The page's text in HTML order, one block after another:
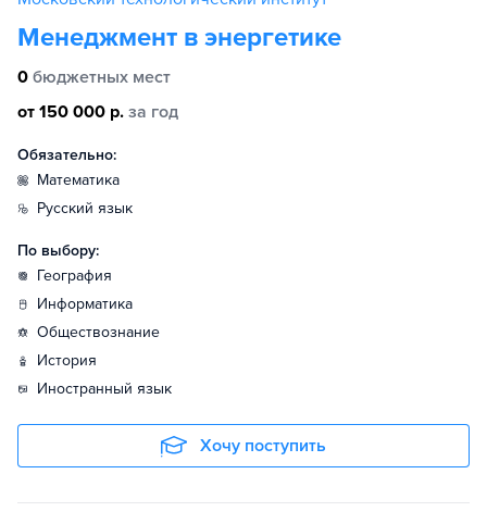
Менеджмент в энергетике
0 бюджетных мест
от 150 000 р. за год
Обязательно:
математика
русский язык
По выбору:
география
информатика
обществознание
история
иностранный язык
Хочу поступить